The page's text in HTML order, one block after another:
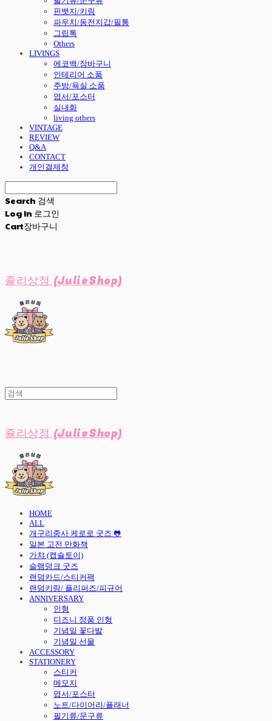
핀뱃지/키링
파우치/동전지갑/필통
그립톡
Others
LIVINGS
에코백/장바구니
인테리어 소품
주방/욕실 소품
엽서/포스터
실내화
living others
VINTAGE
REVIEW
Q&A
CONTACT
개인결제창
Search 검색
Log In 로그인
Cart장바구니
쥴리상점 (JulieShop)
쥴리상점 (JulieShop)
HOME
ALL
개구리중사 케로로 굿즈 🐸
일본 고전 만화책
가챠 (캡슐토이)
슬램덩크 굿즈
랜덤카드/스티커팩
랜덤키링/ 플리퍼즈/피규어
ANNIVERSARY
인형
디즈니 정품 인형
기념일 꽃다발
기념일 선물
ACCESSORY
STATIONERY
스티커
메모지
엽서/포스터
노트/다이어리/플래너
필기류/문구류